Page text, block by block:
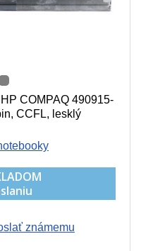
COMPAQ 490915-
CCFL, lesklý
známemu